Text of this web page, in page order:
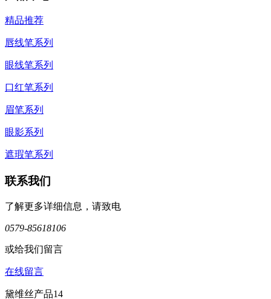
精品推荐
唇线笔系列
眼线笔系列
口红笔系列
眉笔系列
眼影系列
遮瑕笔系列
联系我们
了解更多详细信息，请致电
0579-85618106
或给我们留言
在线留言
黛维丝产品14